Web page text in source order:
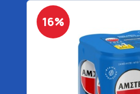
16%